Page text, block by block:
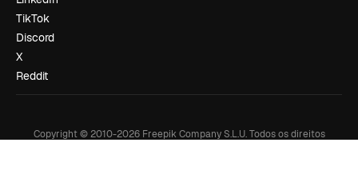
TikTok
Discord
X
Reddit
Copyright © 2010-2026Freepik Company S.L.U. Todos os direitos